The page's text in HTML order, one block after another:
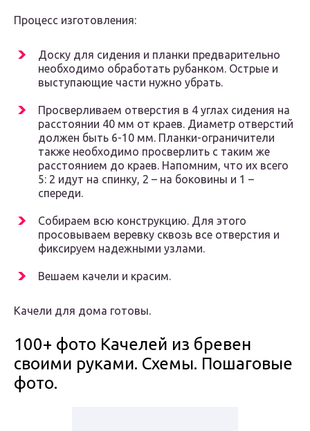
Процесс изготовления:
Доску для сидения и планки предварительно
необходимо обработать рубанком. Острые и
выступающие части нужно убрать.
Просверливаем отверстия в 4 углах сидения на
расстоянии 40 мм от краев. Диаметр отверстий
должен быть 6-10 мм. Планки-ограничители
также необходимо просверлить с таким же
расстоянием до краев. Напомним, что их всего
5: 2 идут на спинку, 2 – на боковины и 1 –
спереди.
Собираем всю конструкцию. Для этого
просовываем веревку сквозь все отверстия и
фиксируем надежными узлами.
Вешаем качели и красим.
Качели для дома готовы.
100+ фото Качелей из бревен
своими руками. Схемы. Пошаговые
фото.